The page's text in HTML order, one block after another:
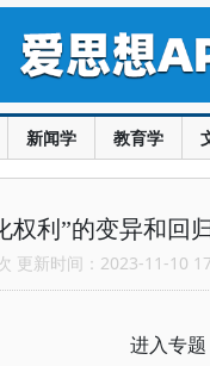
新闻学 教育学
权利”的变异和回
更新时间：2023-11-10
进入专题